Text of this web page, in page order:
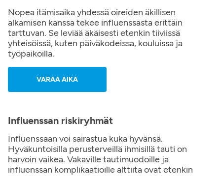
Nopea itämisaika yhdessä oireiden äkillisen
alkamisen kanssa tekee influenssasta erittäin
tarttuvan. Se leviää äkäisesti etenkin tiiviissä
yhteisöissä, kuten päiväkodeissa, kouluissa ja
työpaikoilla.
VARAA AIKA
Influenssan riskiryhmät
Influenssaan voi sairastua kuka hyvänsä.
Hyväkuntoisilla perusterveillä ihmisillä tauti on
harvoin vaikea. Vakaville tautimuodoille ja
influenssan komplikaatioille alttiita ovat etenkin